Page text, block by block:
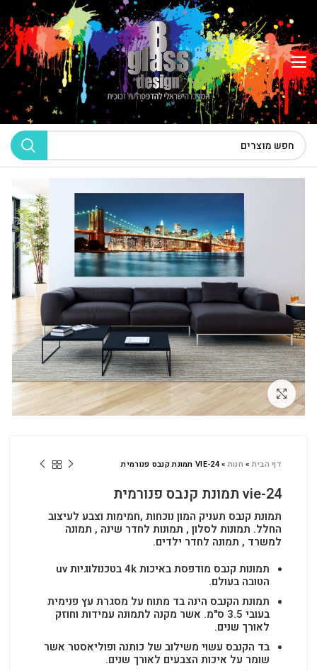
לחץ להגדלה
דף הבית» חנות»VIE-24 תמונת קנבס פנורמית
vie-24 תמונת קנבס פנורמית
תמונת קנבס תעניק המון נוכחות ,חמימות וצבע לעיצוב
החלל. תמונות לסלון , תמונות לחדר שינה , תמונה
למשרד , תמונה לחדר ילדים.
תמונות קנבס מודפסת באיכות 4k בטכנולוגיות uv
הטובה בעולם.
תמונת הקנבס הינה בד מתוח על מסגרת עץ פנימית
בעובי 3.5 ס"מ. אשר מקנה לתמונה עמידות וחוזק
לאורך שנים.
בד הקנבס עשוי משילוב של כותנה ופוליאסטר אשר
שומר על איכות הצבעים לאורך שנים.